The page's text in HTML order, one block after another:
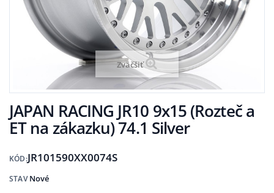
Zväčšiť
JAPAN RACING JR10 9x15 (Rozteč a
ET na zákazku) 74.1 Silver
KÓD:JR101590XX0074S
STAV Nové